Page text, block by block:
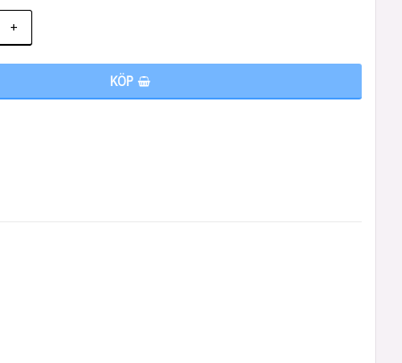
+
KÖP